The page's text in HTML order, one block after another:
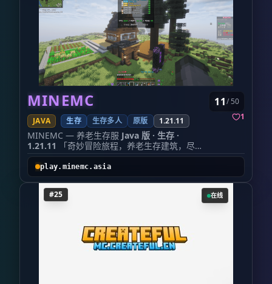
MC 最纯粹的生存体验,轻量插件优化,不魔改、
不花哨 ⠸ Working...
🏠 圈地保护 —— 安心建房,防熊防破坏,你的每
一块砖都值得被守护
👥 活跃社区 —— 友爱互助,拒绝死服,每天都有
小伙伴在线等你一起玩
🎯 适合这样的你
✔️ 喜欢原版生存,又想有点新鲜感的玩家 ✔️ 休
闲养老党 / 种田钓鱼爱好者 ✔️ 想找一个长期稳
定、不删档的养老服务器 ✔️ 喜欢和朋友们一起
从零开始,建造属于自己的家园
🔗 加入方式
│ 服务器地址: cloudworld.top │ │ Java版 畅
玩 │ │ QQ群: 1055889531 │
☁️ 云世界 · 原版趣味生存服务器
全新世界：300+新增建筑结构，探索欲拉满，跑
图不再千篇一律 🔧 生电友好：红石、机器随意
造，不卡服、不限制 🏠 独立地皮：每人一块专
属领地，不用担心家被拆 💰 经济系统：商店+拍
卖行，赚钱交易，自由市场 ⚡ 竞技场 & 公会：
PVP约架、组队建公会，想肝想养老都行
✅ 离线模式开启，正版/离线玩家都能进 ✅ 长期
开服，持续更新内容，不跑路 ✅ 群内活跃，白天
有人肝，晚上有人聊
缺的就是你这种长期玩家！群聊：122595492
MINEMC
JAVA 生存 生存多人 原版 1.21.11
MINEMC — 养老生存服 Java 版 · 生存 ·
1.21.11
「奇妙冒险旅程，养老生存建筑，尽在
MINEMC」
📌 服务器简介 服主自己都在玩的养老生存服。
服务器玩家基本都是十年老玩家，有着和谐的玩
家社区，任何问题都会有人热心解答。服主时刻
在线，有任何问题欢迎随时提出。
好、社交 交流 Q 群954632027服务器 IP
play.minemc.asia 🎮 游戏特色每日回收— 服
务器自带回收商店，每日凌晨自动刷新，输入
11/ 50
1
play.minemc.asia
#25 在线